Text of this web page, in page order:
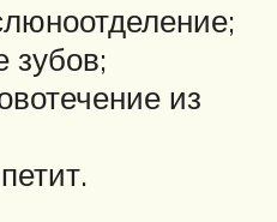
зубов;
из